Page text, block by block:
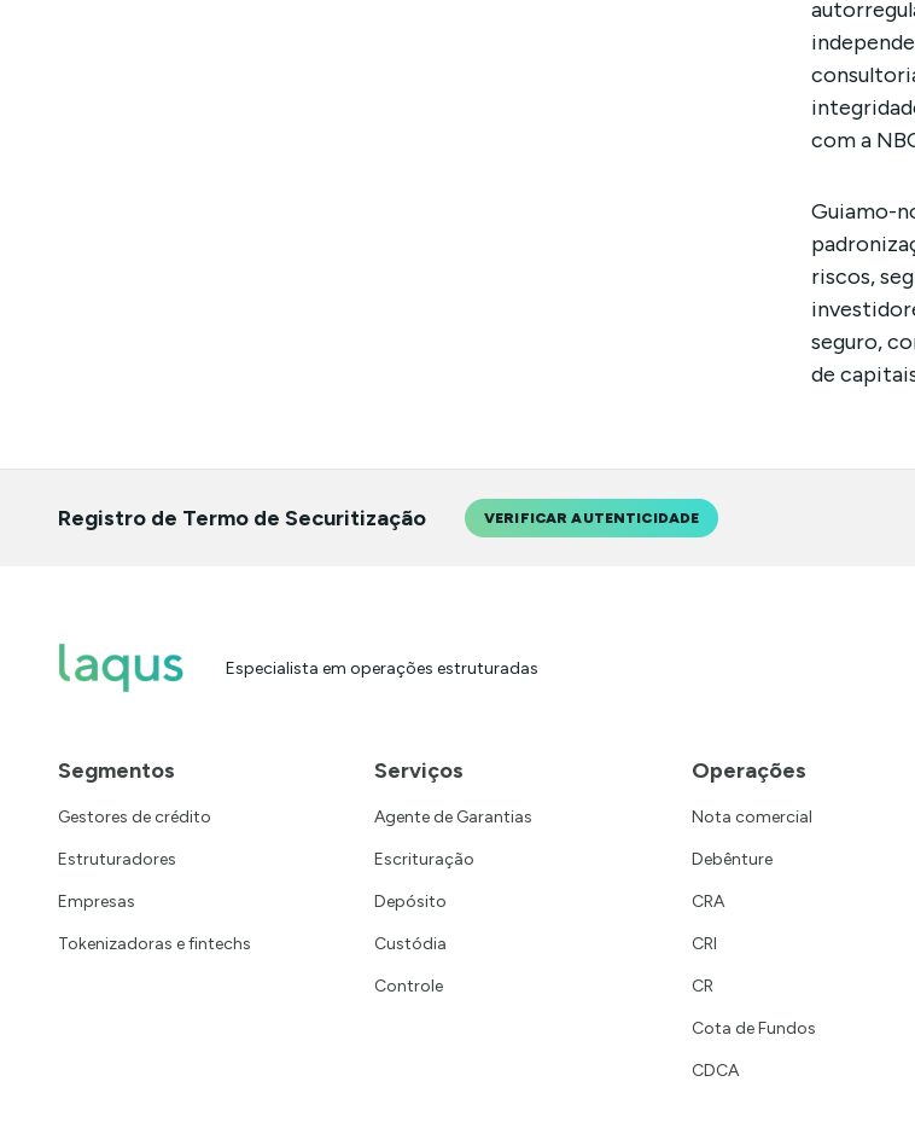
com a
Guiamo-
riscos,
seguro,
de
Registro de Termo de Securitização VERIFICAR AUTENTICIDADE
Especialista em operações estruturadas
Segmentos
Gestores de crédito
Estruturadores
Empresas
Tokenizadoras e fintechs
Serviços
Agente de Garantias
Escrituração
Depósito
Custódia
Controle
Operações
Nota comercial
Debênture
CRA
CRI
CR
Cota de Fundos
CDCA